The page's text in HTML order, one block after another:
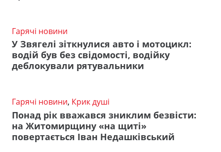
Гарячі новини
У Звягелі зіткнулися авто і мотоцикл:
водій був без свідомості, водійку
деблокували рятувальники
Гарячі новини, Крик душі
Понад рік вважався зниклим безвісти:
на Житомирщину «на щиті»
повертається Іван Недашківський